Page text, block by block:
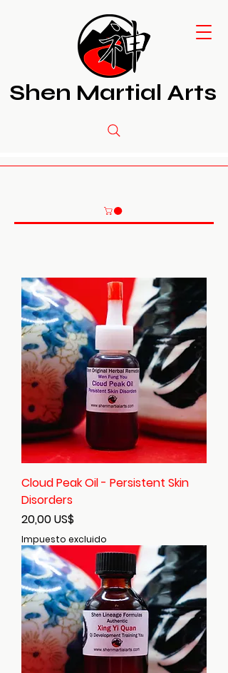
Shen Martial Arts
Cloud Peak Oil - Persistent Skin
Disorders
Precio
20,00 US$
Impuesto excluido